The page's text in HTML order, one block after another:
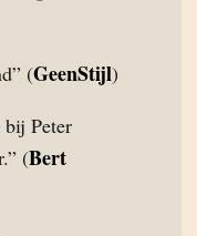
(GeenStijl)
Peter
(Bert